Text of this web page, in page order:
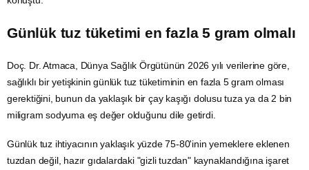
Günlük tuz tüketimi en fazla 5 gram olmalı
Doç. Dr. Atmaca, Dünya Sağlık Örgütünün 2026 yılı verilerine göre,
sağlıklı bir yetişkinin günlük tuz tüketiminin en fazla 5 gram olması
gerektiğini, bunun da yaklaşık bir çay kaşığı dolusu tuza ya da 2 bin
miligram sodyuma eş değer olduğunu dile getirdi.
Günlük tuz ihtiyacının yaklaşık yüzde 75-80'inin yemeklere eklenen
tuzdan değil, hazır gıdalardaki "gizli tuzdan" kaynaklandığına işaret